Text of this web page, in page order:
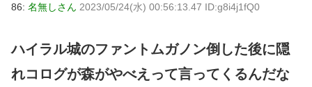
86: 名無しさん 2023/05/24(水) 00:56:13.47 ID:g8i4j1fQ0
ハイラル城のファントムガノン倒した後に隠
れコログが森がやべえって言ってくるんだな